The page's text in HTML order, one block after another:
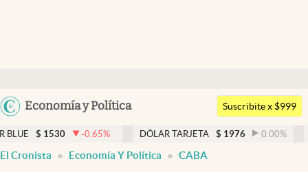
Argentina
Economía y Política
Members
Economía y Política
Finanzas y Mercados
Suscribite x $999
-0.65 % DÓLAR TARJETA $ 1976 0.00% DÓLAR MEP
El Cronista Economía Y Política CABA